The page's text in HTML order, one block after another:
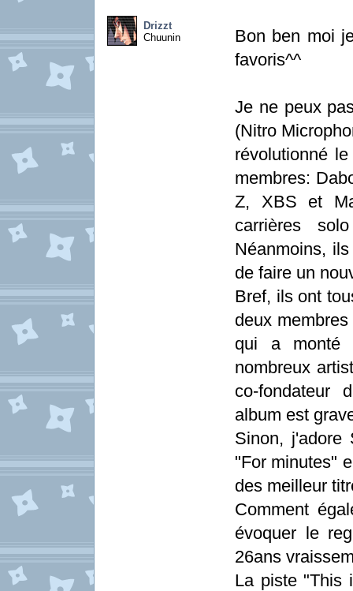
Drizzt
Chuunin
Bon ben moi
favoris^^
Je ne peux
(Nitro
révolutionné
membres:
Z, XBS et
carrières
Néanmoins,
de faire un
Bref, ils ont
deux
qui a monté
nombreux
co-fondateur
album est
Sinon, j'adore
"For minutes"
des meilleur
Comment
évoquer le
26ans
La piste "This